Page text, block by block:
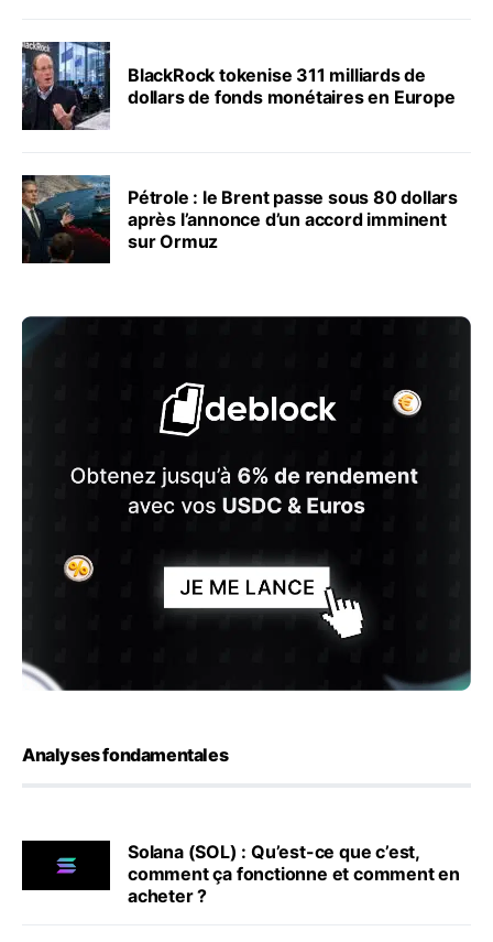
BlackRock tokenise 311 milliards de
dollars de fonds monétaires en Europe
Pétrole : le Brent passe sous 80 dollars
après l’annonce d’un accord imminent
sur Ormuz
Analyses fondamentales
Solana (SOL) : Qu’est-ce que c’est,
comment ça fonctionne et comment en
acheter ?